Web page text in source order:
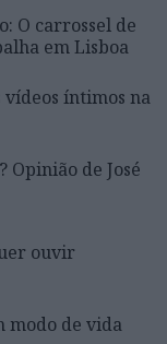
O carrossel de
em Lisboa
vídeos íntimos na
Opinião de José
ouvir
modo de vida